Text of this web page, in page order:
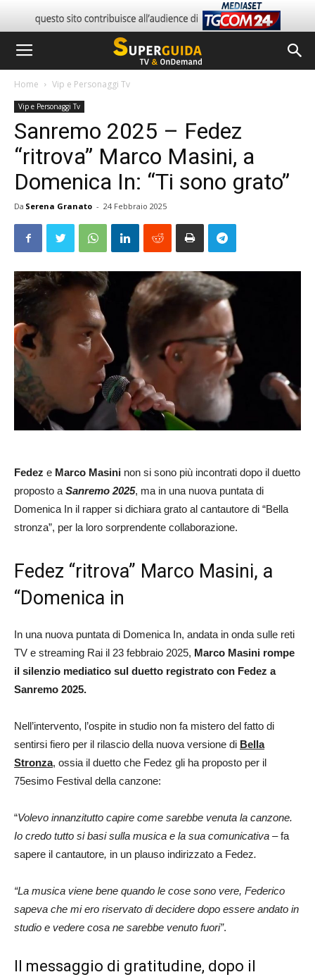
Home Vip e Personaggi Tv
Vip e Personaggi Tv
Sanremo 2025 – Fedez
“ritrova” Marco Masini, a
Domenica In: “Ti sono grato”
Da Serena Granato - 24 Febbraio 2025
Fedez e Marco Masini non si sono più incontrati dopo il duetto
proposto a Sanremo 2025, ma in una nuova puntata di
Domenica In il rapper si dichiara grato al cantautore di “Bella
stronza”, per la loro sorprendente collaborazione.
Fedez “ritrova” Marco Masini, a
“Domenica in
In una nuova puntata di Domenica In, andata in onda sulle reti
TV e streaming Rai il 23 febbraio 2025, Marco Masini rompe
il silenzio mediatico sul duetto registrato con Fedez a
Sanremo 2025.
Nell’intervento, l’ospite in studio non fa mistero del fatto di
sentirsi fiero per il rilascio della nuova versione di Bella
Stronza, ossia il duetto che Fedez gli ha proposto per il
75esimo Festival della canzone:
“Volevo innanzitutto capire come sarebbe venuta la canzone.
Io credo tutto si basi sulla musica e la sua comunicativa –fa
sapere il cantautore, in un plauso indirizzato a Fedez.
“La musica viene bene quando le cose sono vere, Federico
sapeva che mi ero riservato di decidere dopo essere andato in
studio e vedere cosa ne sarebbe venuto fuori”.
Il messaggio di gratitudine, dopo il